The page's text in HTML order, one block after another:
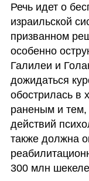
Речь идет о
израильской
призванном
особенно
Галилеи и
дожидаться
обострилась в
раненым и
действий
также должна
300 млн